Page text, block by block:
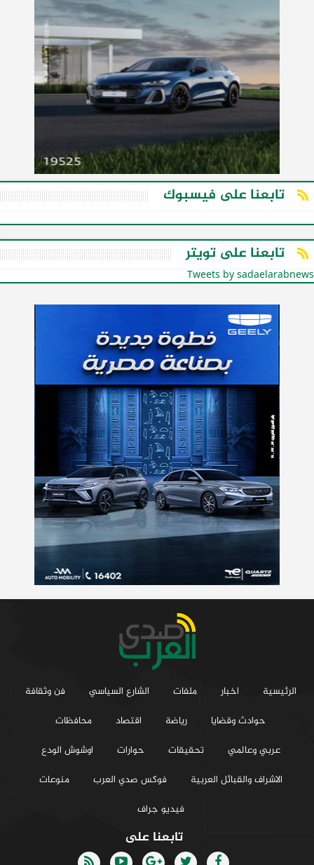
تابعنا على فيسبوك
تابعنا على تويتر
Tweets by sadaelarabnews
الرئيسية اخبار ملفات الشارع السياسي
فن وثقافة
حوادث وقضايا
رياضة اقتصاد
محافظات
عربي وعالمي
تحقيقات حوارات
اوشوش الودع
الاشراف والقبائل العربية
فوكس صدي العرب
منوعات
فيديو جراف
تابعنا على